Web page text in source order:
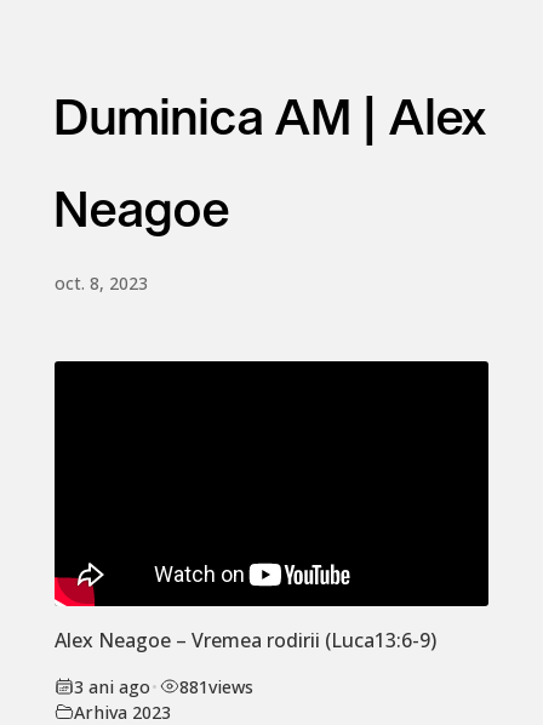
Duminica AM | Alex
Neagoe
oct. 8, 2023
Alex Neagoe – Vremea rodirii (Luca13:6-9)
3 ani ago• 881views
Arhiva 2023